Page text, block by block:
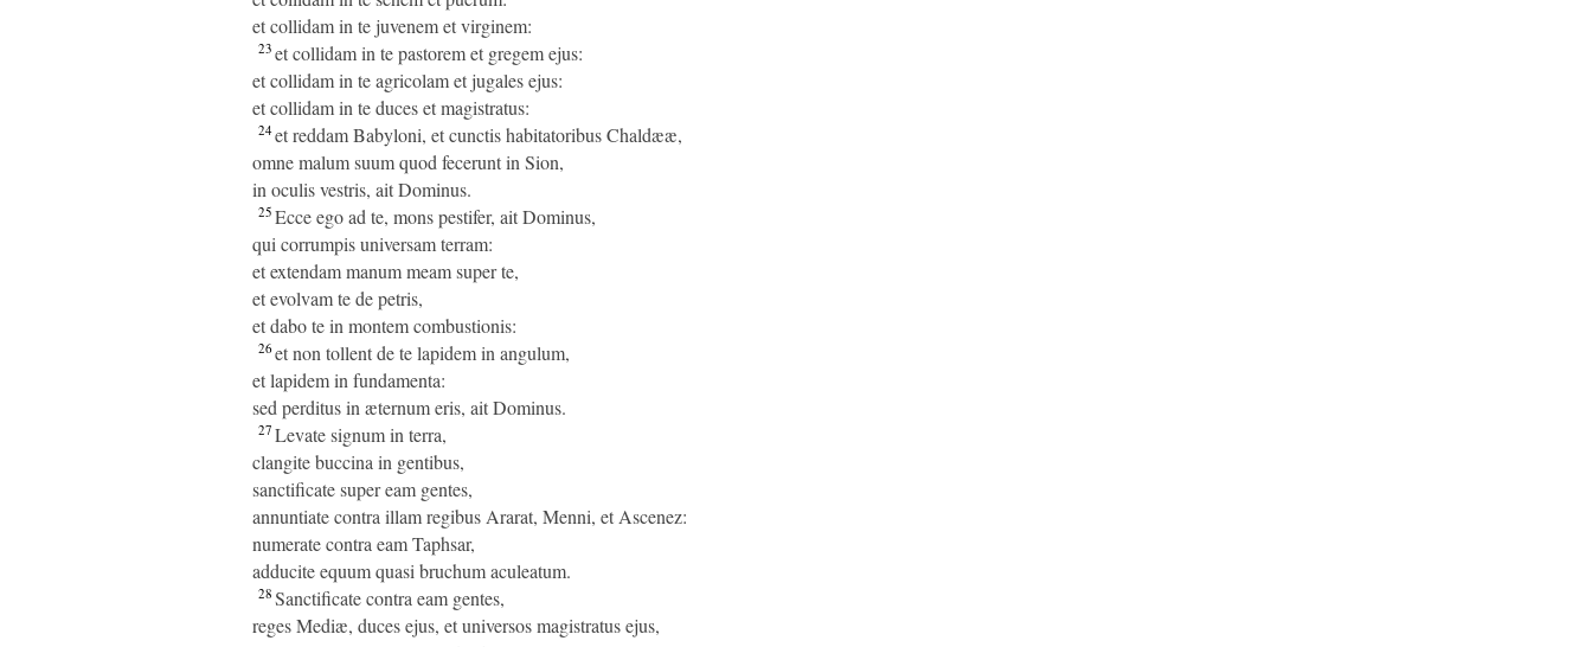
et collidam in te juvenem et virginem:
23et collidam in te pastorem et gregem ejus:
et collidam in te agricolam et jugales ejus:
et collidam in te duces et magistratus:
24et reddam Babyloni, et cunctis habitatoribus Chaldææ,
omne malum suum quod fecerunt in Sion,
in oculis vestris, ait Dominus.
25Ecce ego ad te, mons pestifer, ait Dominus,
qui corrumpis universam terram:
et extendam manum meam super te,
et evolvam te de petris,
et dabo te in montem combustionis:
26et non tollent de te lapidem in angulum,
et lapidem in fundamenta:
sed perditus in æternum eris, ait Dominus.
27Levate signum in terra,
clangite buccina in gentibus,
sanctificate super eam gentes,
annuntiate contra illam regibus Ararat, Menni, et Ascenez:
numerate contra eam Taphsar,
adducite equum quasi bruchum aculeatum.
28Sanctificate contra eam gentes,
reges Mediæ, duces ejus, et universos magistratus ejus,